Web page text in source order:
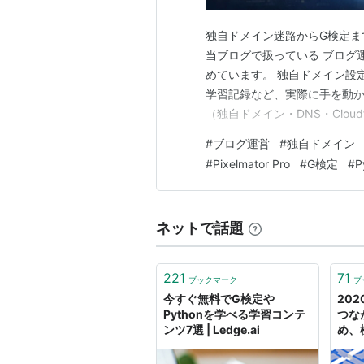
独自ドメイン迷路からG検定
当ブログで扱っている ブログ
めています。 独自ドメイン設
学習記録など、実際に手を動
（独自ドメイン・DNS・
グ運営編（独自ドメイン・
#ブログ運営 #独自ドメイン
#Pixelmator Pro #G検定 #
ネットで話題
221 ブックマーク
今すぐ無料でG検定や
Pythonを学べる学習コンテ
ンツ7選 | Ledge.ai
71 ブ
つな
め、